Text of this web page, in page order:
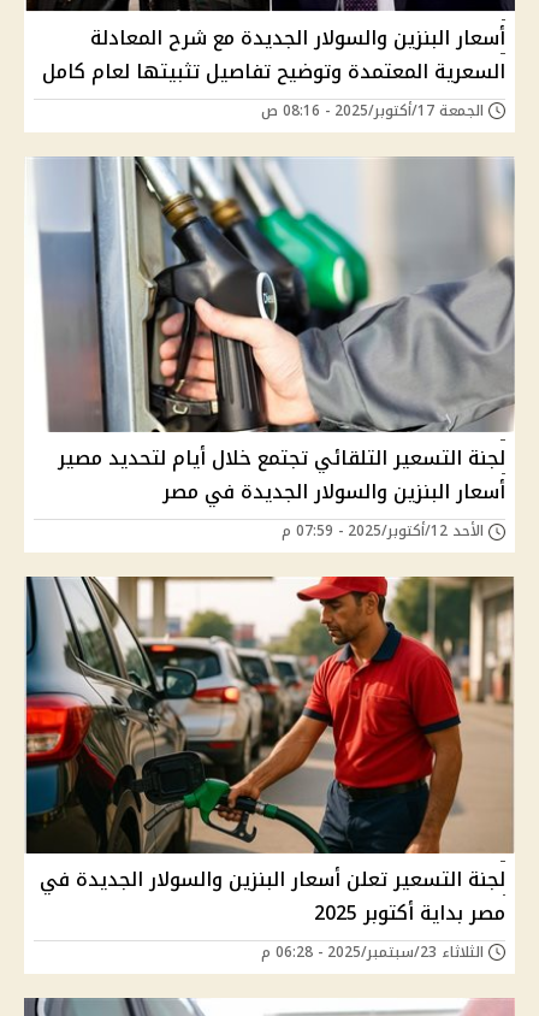
أسعار البنزين والسولار الجديدة مع شرح المعادلة
السعرية المعتمدة وتوضيح تفاصيل تثبيتها لعام كامل
الجمعة 17/أكتوبر/2025 - 08:16 ص
لجنة التسعير التلقائي تجتمع خلال أيام لتحديد مصير
أسعار البنزين والسولار الجديدة في مصر
الأحد 12/أكتوبر/2025 - 07:59 م
لجنة التسعير تعلن أسعار البنزين والسولار الجديدة في
مصر بداية أكتوبر 2025
الثلاثاء 23/سبتمبر/2025 - 06:28 م